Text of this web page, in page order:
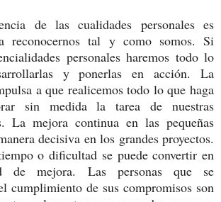
de las cualidades personales es
reconocernos tal y como somos. Si
personales haremos todo lo
y ponerlas en acción. La
a que realicemos todo lo que haga
sin medida la tarea de nuestras
La mejora continua en las pequeñas
decisiva en los grandes proyectos.
o dificultad se puede convertir en
de mejora. Las personas que se
cumplimiento de sus compromisos son